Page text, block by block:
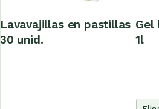
lavavajillas en pastillas
30 unid.
gel lavavajillas maquina
1l